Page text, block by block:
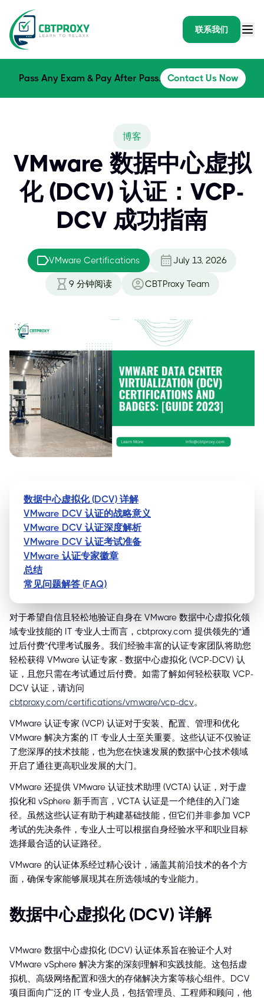
联系我们
Pass Any Exam & Pay After Pass. Contact Us Now
博客
VMware 数据中心虚拟
化 (DCV) 认证：VCP-
DCV 成功指南
VMware Certifications July 13, 2026
9 分钟阅读 CBTProxy Team
数据中心虚拟化 (DCV) 详解
VMware DCV 认证的战略意义
VMware DCV 认证深度解析
VMware DCV 认证考试准备
VMware 认证专家徽章
总结
常见问题解答 (FAQ)
对于希望自信且轻松地验证自身在 VMware 数据中心虚拟化领
域专业技能的 IT 专业人士而言，cbtproxy.com 提供领先的“通
过后付费”代理考试服务。我们经验丰富的认证专家团队将助您
轻松获得 VMware 认证专家 - 数据中心虚拟化 (VCP-DCV) 认
证，且您只需在考试通过后付费。如需了解如何轻松获取 VCP-
DCV 认证，请访问
cbtproxy.com/certifications/vmware/vcp-dcv。
VMware 认证专家 (VCP) 认证对于安装、配置、管理和优化
VMware 解决方案的 IT 专业人士至关重要。这些认证不仅验证
了您深厚的技术技能，也为您在快速发展的数据中心技术领域
开启了通往更高职业发展的大门。
VMware 还提供 VMware 认证技术助理 (VCTA) 认证，对于虚
拟化和 vSphere 新手而言，VCTA 认证是一个绝佳的入门途
径。虽然这些认证有助于构建基础技能，但它们并非参加 VCP
考试的先决条件，专业人士可以根据自身经验水平和职业目标
选择最合适的认证路径。
VMware 的认证体系经过精心设计，涵盖其前沿技术的各个方
面，确保专家能够展现其在所选领域的专业能力。
数据中心虚拟化 (DCV) 详解
VMware 数据中心虚拟化 (DCV) 认证体系旨在验证个人对
VMware vSphere 解决方案的深刻理解和实践技能。这包括虚
拟机、高级网络配置和强大的存储解决方案等核心组件。DCV
项目面向广泛的 IT 专业人员，包括管理员、工程师和顾问，他